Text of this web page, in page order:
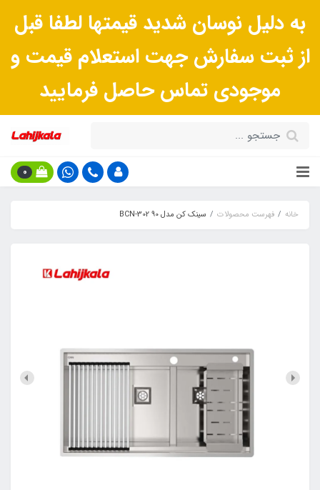
به دلیل نوسان شدید قیمتها لطفا قبل
از ثبت سفارش جهت استعلام قیمت و
موجودی تماس حاصل فرمایید
0
خانه فهرست محصولات سینک کن مدل 90 BCN-302